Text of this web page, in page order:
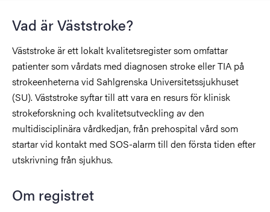
Vad är Väststroke?
Väststroke är ett lokalt kvalitetsregister som omfattar
patienter som vårdats med diagnosen stroke eller TIA på
strokeenheterna vid Sahlgrenska Universitetssjukhuset
(SU). Väststroke syftar till att vara en resurs för klinisk
strokeforskning och kvalitetsutveckling av den
multidisciplinära vårdkedjan, från prehospital vård som
startar vid kontakt med SOS-alarm till den första tiden efter
utskrivning från sjukhus.
Om registret